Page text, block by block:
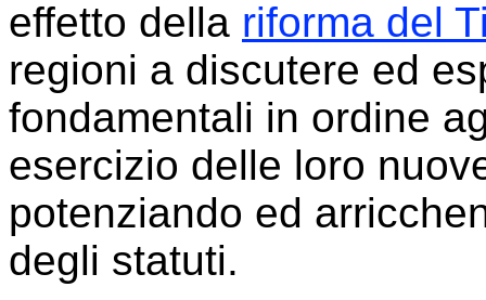
effetto della riforma del
regioni a discutere ed
fondamentali in ordine
esercizio delle loro
potenziando ed
degli statuti.